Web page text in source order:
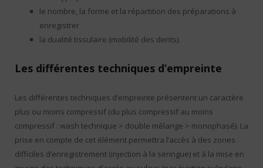
le nombre, la forme et la répartition des préparations à
enregistrer
la dualité tissulaire (mobilité des dents).
Les différentes techniques d’empreinte
Les différentes techniques d’empreinte présentent un caractère
plus ou moins compressif (du plus compressif au moins
compressif : wash technique > double mélange > monophasé). La
prise en compte de cet élément permettra l’accès à des zones
difficiles d’enregistrement (injection à la seringue) et à la mise en